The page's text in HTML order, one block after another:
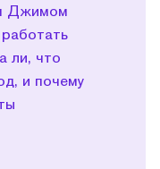
Джимом
ли, что
и почему